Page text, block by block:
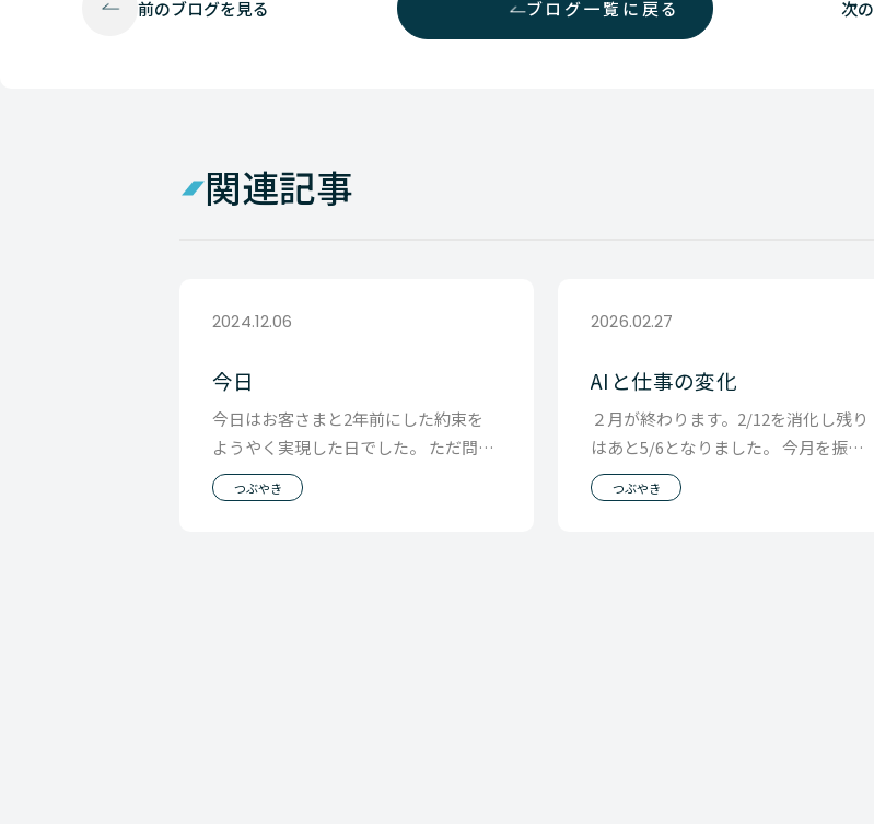
前のブログを見る ブログ一覧に戻る 次の
関連記事
2024.12.06
今日
今日はお客さまと2年前にした約束を
ようやく実現した日でした。 ただ問題
があって、では次となると、 予定がだ
いぶ先になっ
つぶやき
2026.02.27
AIと仕事の変化
２月が終わります。2/12を消化し残り
はあと5/6となりました。 今月を振り
返ると、AIと仕事の変化が 直近で一番
ホット
つぶやき